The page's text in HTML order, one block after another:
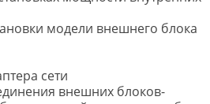
модели внешнего блока
сети
внешних блоков-